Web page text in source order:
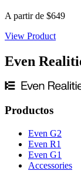
A partir de $649
View Product
Even
Productos
Even G2
Even R1
Even G1
Accessories